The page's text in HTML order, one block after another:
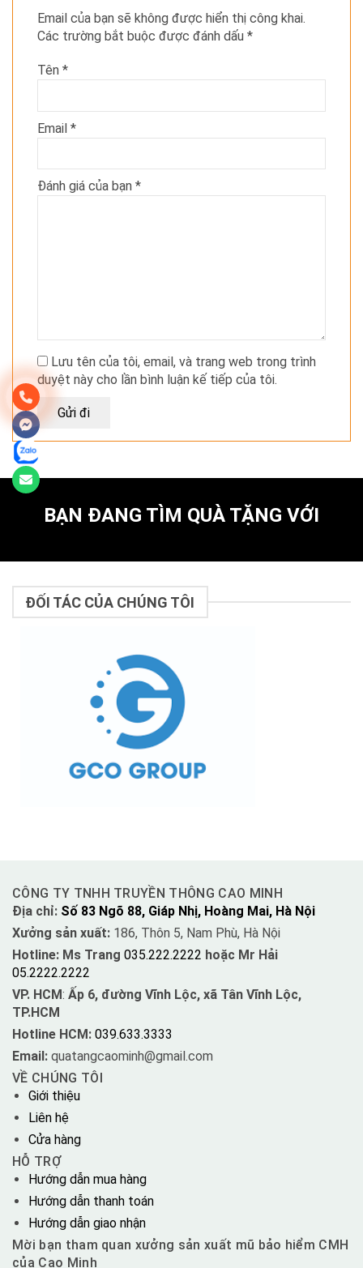
Email của bạn sẽ không được hiển thị công khai.
Các trường bắt buộc được đánh dấu *
Tên *
Email *
Đánh giá của bạn *
Lưu tên của tôi, email, và trang web trong trình
duyệt này cho lần bình luận kế tiếp của tôi.
BẠN ĐANG TÌM QUÀ TẶNG VỚI
ĐỐI TÁC CỦA CHÚNG TÔI
CÔNG TY TNHH TRUYỀN THÔNG CAO MINH
Địa chỉ: Số 83 Ngõ 88, Giáp Nhị, Hoàng Mai, Hà Nội
Xưởng sản xuất: 186, Thôn 5, Nam Phù, Hà Nội
Hotline: Ms Trang 035.222.2222 hoặc Mr Hải
05.2222.2222
VP. HCM: Ấp 6, đường Vĩnh Lộc, xã Tân Vĩnh Lộc,
TP.HCM
Hotline HCM: 039.633.3333
Email: quatangcaominh@gmail.com
VỀ CHÚNG TÔI
Giới thiệu
Liên hệ
Cửa hàng
HỖ TRỢ
Hướng dẫn mua hàng
Hướng dẫn thanh toán
Hướng dẫn giao nhận
Mời bạn tham quan xưởng sản xuất mũ bảo hiểm CMH
của Cao Minh